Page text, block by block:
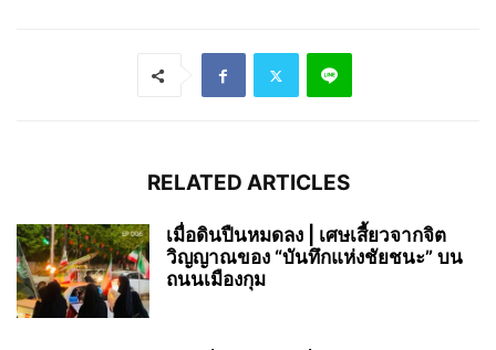
RELATED ARTICLES
เมื่อดินปืนหมดลง | เศษเสี้ยวจากจิต
วิญญาณของ “บันทึกแห่งชัยชนะ” บน
ถนนเมืองกุม